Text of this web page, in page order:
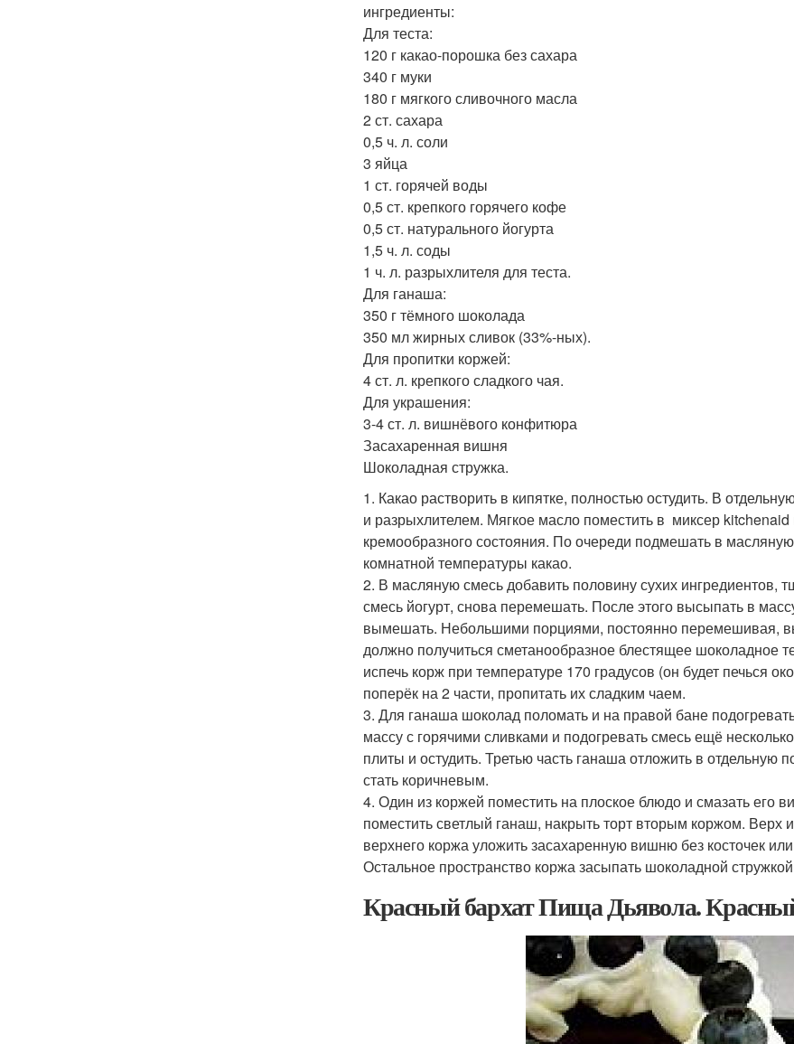
ингредиенты:
Для теста:
120 г какао-порошка без сахара
340 г муки
180 г мягкого сливочного масла
2 ст. сахара
0,5 ч. л. соли
3 яйца
1 ст. горячей воды
0,5 ст. крепкого горячего кофе
0,5 ст. натурального йогурта
1,5 ч. л. соды
1 ч. л. разрыхлителя для теста.
Для ганаша:
350 г тёмного шоколада
350 мл жирных сливок (33%-ных).
Для пропитки коржей:
4 ст. л. крепкого сладкого чая.
Для украшения:
3-4 ст. л. вишнёвого конфитюра
Засахаренная вишня
Шоколадная стружка.
1. Какао растворить в кипятке, полностью остудить. В
и разрыхлителем. Мягкое масло поместить в миксер
кремообразного состояния. По очереди подмешать в
комнатной температуры какао.
2. В масляную смесь добавить половину сухих ингредиентов,
смесь йогурт, снова перемешать. После этого высыпать в
вымешать. Небольшими порциями, постоянно перемешивая,
должно получиться сметанообразное блестящее шоколадное
испечь корж при температуре 170 градусов (он будет печься
поперёк на 2 части, пропитать их сладким чаем.
3. Для ганаша шоколад поломать и на правой бане
массу с горячими сливками и подогревать смесь ещё
плиты и остудить. Третью часть ганаша отложить в отдельную
стать коричневым.
4. Один из коржей поместить на плоское блюдо и смазать
поместить светлый ганаш, накрыть торт вторым коржом.
верхнего коржа уложить засахаренную вишню без косточек
Остальное пространство коржа засыпать шоколадной
Красный бархат Пища Дьявола.